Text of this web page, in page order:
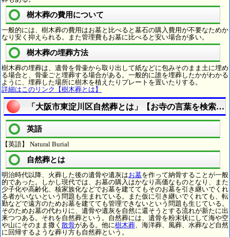
樹木葬の費用について
一般的には、樹木葬の費用はお墓と比べると墓石の購入費用が不要なためか
なり安く抑えられる。また管理費もお墓に比べると安い場合が多い。
樹木葬の埋葬方法
樹木葬の埋葬は、遺骨を骨壷から取り出して紙などに包みそのまま土に埋め
る場合と、骨壷ごと埋葬する場合がある。一般的に誰を埋葬したかがわかる
ように、埋葬した場所に樹木を植えたりプレートを置いたりする。
詳細はこのリンク【樹木葬とは】
「大阪市東淀川区自然葬とは」【お寺の言葉を検索し
英語
【英語】 Natural Burial
自然葬とは
明治時代以降、火葬した後の遺骨や遺灰はお墓を作って納骨することが一般
的であった。しかし現代では、お墓の購入はかなり高価なものとなり、また
少子化や高齢化、核家族化などでお墓を建ててもそのお墓を引き継いでくれ
る者がいないという問題も生まれている。また仮に引き継いでくれても、転
勤などで遠方のためお墓を建てても管理できないという問題も生じている。
そのためお墓の代わりに、遺骨や遺灰を自然に還そうとする流れが新たに出
来つつある。それを自然葬という。自然葬には、遺骨を粉末状にして海や空
や山にそのまま撒く 散骨がある。他に樹木葬、海洋葬、風葬、水葬など自然
に回帰するような葬り方も自然葬という。